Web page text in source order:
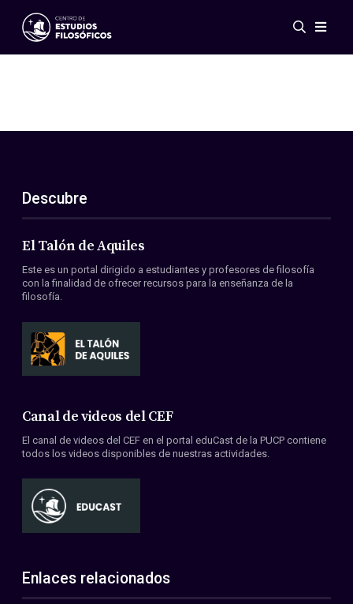
Eventos
ES
EN
Acerca de nosotros
Miembros
Convenios
Descubre
El Talón de Aquiles
Este es un portal dirigido a estudiantes y profesores de filosofía
con la finalidad de ofrecer recursos para la enseñanza de la
filosofía.
Canal de videos del CEF
El canal de videos del CEF en el portal eduCast de la PUCP contiene
todos los videos disponibles de nuestras actividades.
Enlaces relacionados